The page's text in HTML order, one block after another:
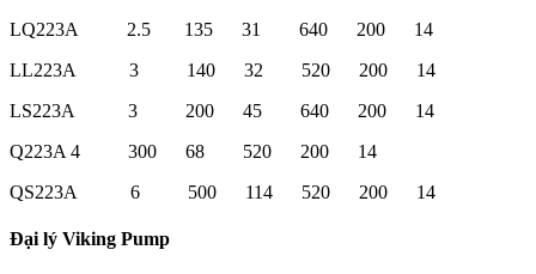
LQ223A 2.5 135 31 640 200 14
LL223A 3 140 32 520 200 14
LS223A 3 200 45 640 200 14
Q223A 4 300 68 520 200 14
QS223A 6 500 114 520 200 14
Đại lý Viking Pump